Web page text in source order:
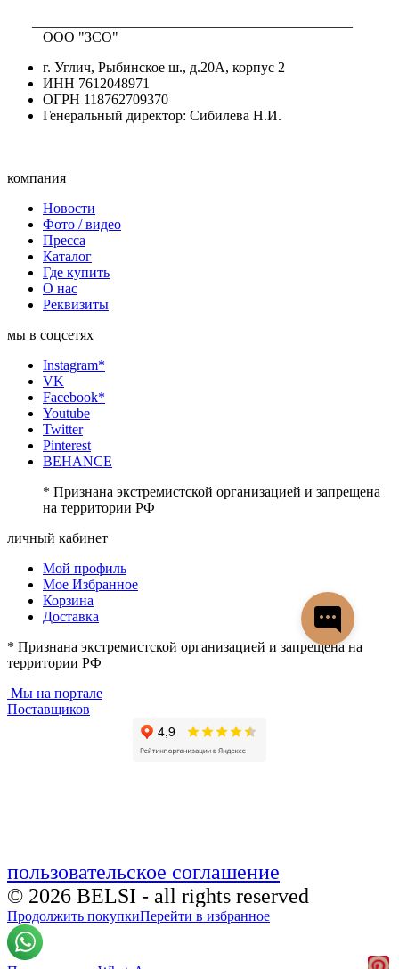
ООО "ЗСО"
г. Углич, Рыбинское ш., д.20А, корпус 2
ИНН 7612048971
ОГРН 118762709370
Генеральный директор: Сибилева Н.И.
компания
Новости
Фото / видео
Пресса
Каталог
Где купить
О нас
Реквизиты
мы в соцсетях
Instagram*
VK
Facebook*
Youtube
Twitter
Pinterest
BEHANCE
* Признана экстремистской организацией и запрещена
на территории РФ
личный кабинет
Мой профиль
Мое Избранное
Корзина
Доставка
* Признана экстремистской организацией и запрещена на
территории РФ
Мы на портале
Поставщиков
пользовательское соглашение
© 2026 BELSI - all rights reserved
Продолжить покупкиПерейти в избранное